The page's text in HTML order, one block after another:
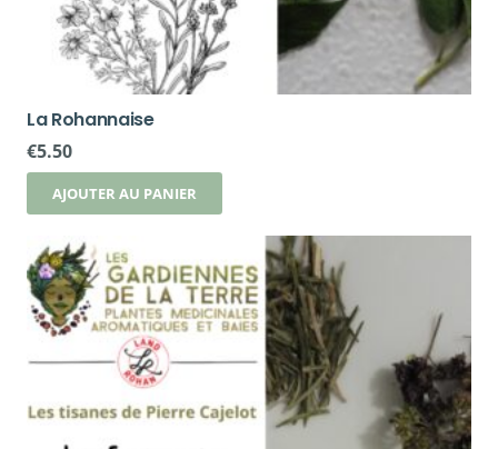
La Rohannaise
€5.50
AJOUTER AU PANIER